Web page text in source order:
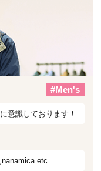
#Men's
意識しております！
etc...